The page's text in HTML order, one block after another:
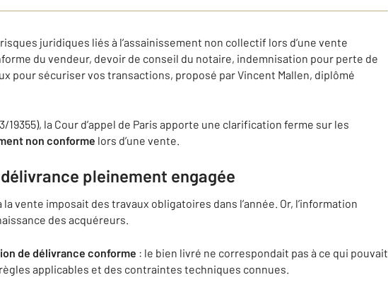
juridiques liés à l’assainissement non collectif lors d’une vente
du vendeur, devoir de conseil du notaire, indemnisation pour perte de
pour sécuriser vos transactions, proposé par Vincent Mallen, diplômé
19355), la Cour d’appel de Paris apporte une clarification ferme sur les
non conforme lors d’une vente.
pleinement engagée
vente imposait des travaux obligatoires dans l’année. Or, l’information
des acquéreurs.
de délivrance conforme : le bien livré ne correspondait pas à ce qui pouvait
applicables et des contraintes techniques connues.